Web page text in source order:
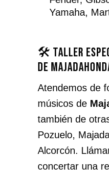
Yamaha,
🛠️ Taller
de
Atendemos de
músicos de
también de
Pozuelo,
Alcorcón.
concertar una